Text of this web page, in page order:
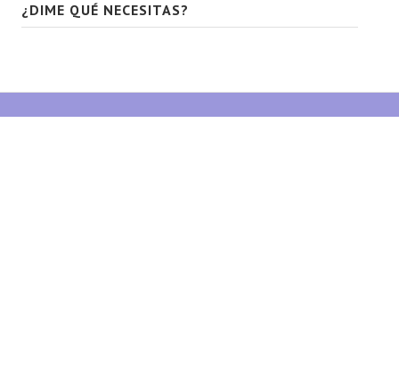
¿DIME QUÉ NECESITAS?